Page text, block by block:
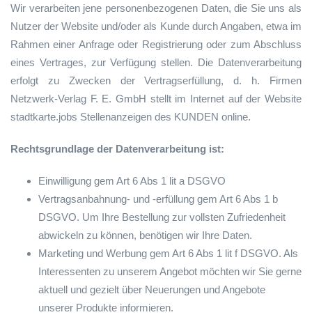
Wir verarbeiten jene personenbezogenen Daten, die Sie uns als
Nutzer der Website und/oder als Kunde durch Angaben, etwa im
Rahmen einer Anfrage oder Registrierung oder zum Abschluss
eines Vertrages, zur Verfügung stellen. Die Datenverarbeitung
erfolgt zu Zwecken der Vertragserfüllung, d. h. Firmen
Netzwerk-Verlag F. E. GmbH stellt im Internet auf der Website
stadtkarte.jobs Stellenanzeigen des KUNDEN online.
Rechtsgrundlage der Datenverarbeitung ist:
Einwilligung gem Art 6 Abs 1 lit a DSGVO
Vertragsanbahnung- und -erfüllung gem Art 6 Abs 1 b
DSGVO. Um Ihre Bestellung zur vollsten Zufriedenheit
abwickeln zu können, benötigen wir Ihre Daten.
Marketing und Werbung gem Art 6 Abs 1 lit f DSGVO. Als
Interessenten zu unserem Angebot möchten wir Sie gerne
aktuell und gezielt über Neuerungen und Angebote
unserer Produkte informieren.